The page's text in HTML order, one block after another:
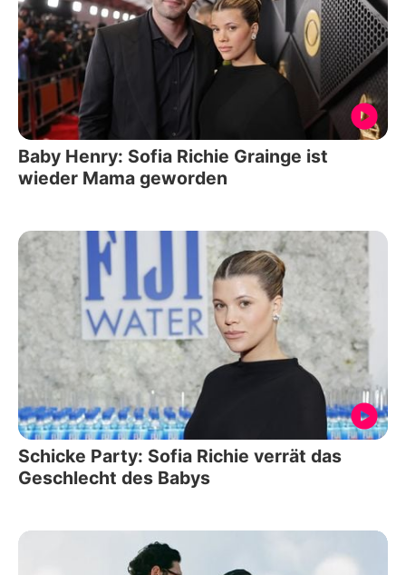
Baby Henry: Sofia Richie Grainge ist
wieder Mama geworden
Schicke Party: Sofia Richie verrät das
Geschlecht des Babys